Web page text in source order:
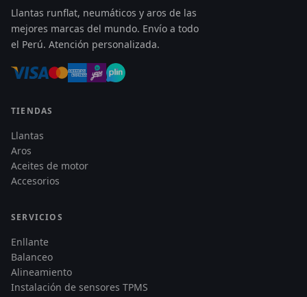
Llantas runflat, neumáticos y aros de las
mejores marcas del mundo. Envío a todo
el Perú. Atención personalizada.
TIENDAS
Llantas
Aros
Aceites de motor
Accesorios
SERVICIOS
Enllante
Balanceo
Alineamiento
Instalación de sensores TPMS